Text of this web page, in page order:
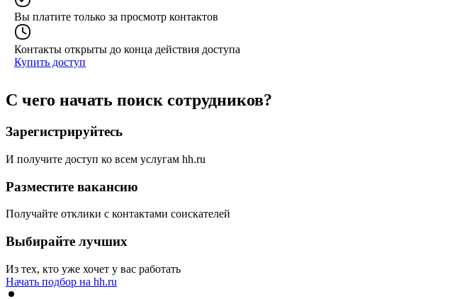
Вы платите только за просмотр контактов
Контакты открыты до конца действия доступа
Купить доступ
С чего начать поиск сотрудников?
Зарегистрируйтесь
И получите доступ ко всем услугам hh.ru
Разместите вакансию
Получайте отклики с контактами соискателей
Выбирайте лучших
Из тех, кто уже хочет у вас работать
Начать подбор на hh.ru